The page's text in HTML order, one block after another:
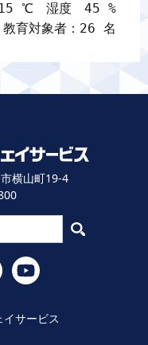
15 ℃　湿度　45 %
教育対象者：26 名
横山町19-4
サービス